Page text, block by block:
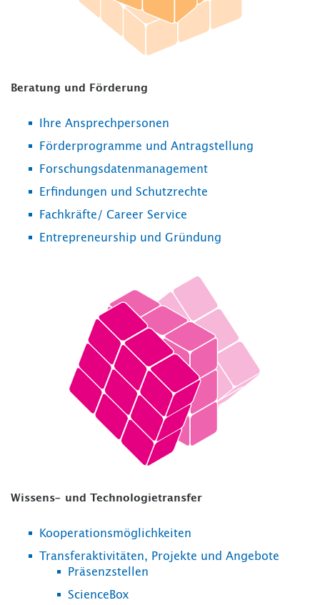
Beratung und Förderung
Ihre Ansprechpersonen
Förderprogramme und Antragstellung
Forschungsdatenmanagement
Erfindungen und Schutzrechte
Fachkräfte/ Career Service
Entrepreneurship und Gründung
Wissens- und Technologietransfer
Kooperationsmöglichkeiten
Transferaktivitäten, Projekte und Angebote
Präsenzstellen
ScienceBox